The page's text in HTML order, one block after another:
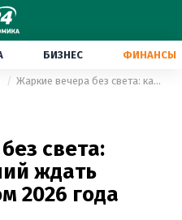
БИЗНЕС ФИНАНСЫ
Жаркие вечера без света: каких отключений ждать украинцам летом 2026 года
света:
ждать
2026 года